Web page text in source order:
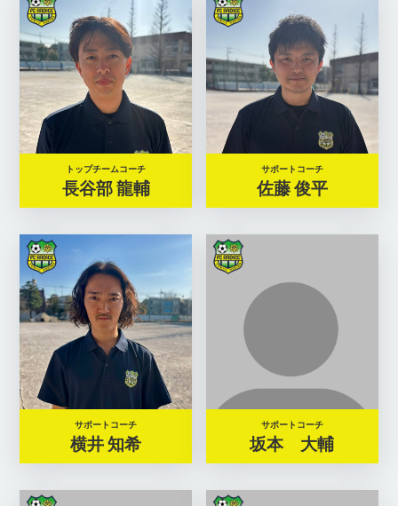
トップチームコーチ
長谷部 龍輔
サポートコーチ
佐藤 俊平
サポートコーチ
横井 知希
サポートコーチ
坂本 大輔